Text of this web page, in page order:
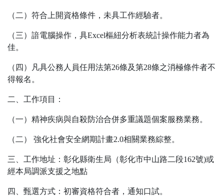
（二）符合上開資格條件，未具工作經驗者。
（三）諳電腦操作，具Excel樞紐分析表統計操作能力者為
佳。
（四）凡具公務人員任用法第26條及第28條之消極條件者不
得報名。
二、工作項目：
（一）精神疾病與自殺防治合併多重議題個案服務業務。
（二） 強化社會安全網期計畫2.0相關業務綜整。
三、工作地址：彰化縣衛生局（彰化市中山路二段162號)或
經本局調派支援之地點
四、甄選方式：初審資格符合者，通知口試。